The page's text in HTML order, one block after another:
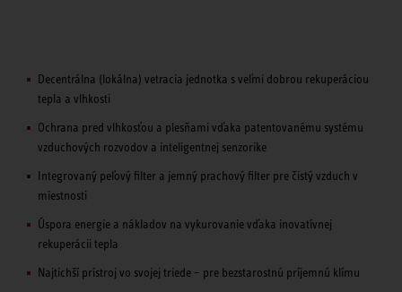
Decentrálna (lokálna) vetracia jednotka s veľmi dobrou rekuperáciou
tepla a vlhkosti
Ochrana pred vlhkosťou a plesňami vďaka patentovanému systému
vzduchových rozvodov a inteligentnej senzorike
Integrovaný peľový filter a jemný prachový filter pre čistý vzduch v
miestnosti
Úspora energie a nákladov na vykurovanie vďaka inovatívnej
rekuperácii tepla
Najtichší prístroj vo svojej triede – pre bezstarostnú príjemnú klímu